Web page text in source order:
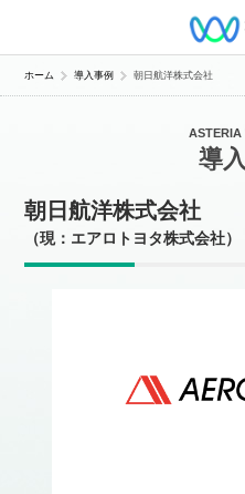
ホーム 導入事例 朝日航洋株式会社
ASTERIA
導
朝日航洋株式会社
（現：エアロトヨタ株式会社）